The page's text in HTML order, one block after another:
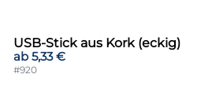
USB-Stick aus Kork (eckig)
ab 5,33 €
#920